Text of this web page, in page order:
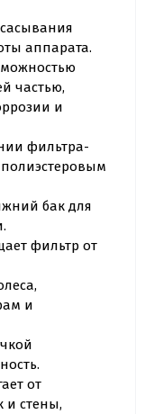
аппарата.
частью,
и
фильтра-
бак для
фильтр от
и
от
и стены,